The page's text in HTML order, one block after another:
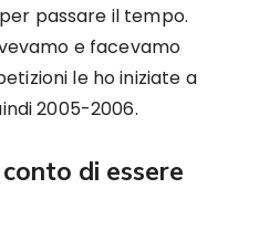
passare il tempo.
e facevamo
le ho iniziate a
2005-2006.
di essere